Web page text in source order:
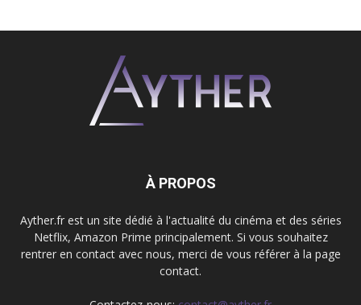
À PROPOS
Ayther.fr est un site dédié à l'actualité du cinéma et des séries
Netflix, Amazon Prime principalement. Si vous souhaitez
rentrer en contact avec nous, merci de vous référer à la page
contact.